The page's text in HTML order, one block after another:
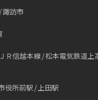
諏訪市
ＪＲ信越本線 松本電気鉄道上
役所前駅 上田駅